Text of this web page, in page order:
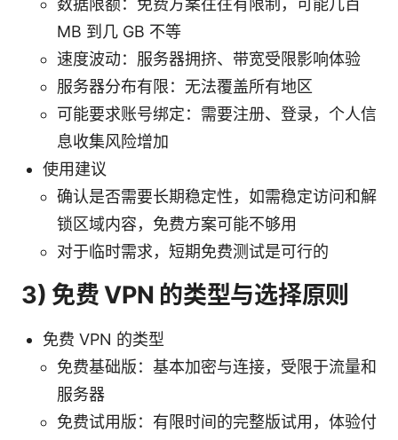
MB 到几 GB 不等
速度波动：服务器拥挤、带宽受限影响体验
服务器分布有限：无法覆盖所有地区
可能要求账号绑定：需要注册、登录，个人信
息收集风险增加
使用建议
确认是否需要长期稳定性，如需稳定访问和解
锁区域内容，免费方案可能不够用
对于临时需求，短期免费测试是可行的
3) 免费 VPN 的类型与选择原则
免费 VPN 的类型
免费基础版：基本加密与连接，受限于流量和
服务器
免费试用版：有限时间的完整版试用，体验付